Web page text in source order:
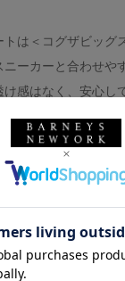
は＜コグザビッグ
ーカーと合わせや
感はなく、安心し
)
グザビッグスモーク ウ